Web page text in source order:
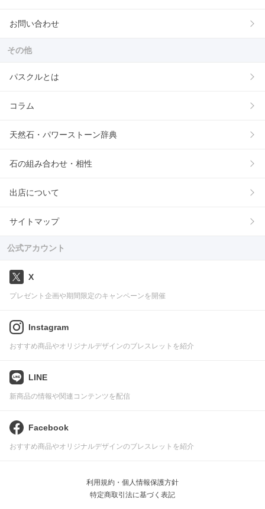
お問い合わせ
その他
パスクルとは
コラム
天然石・パワーストーン辞典
石の組み合わせ・相性
出店について
サイトマップ
公式アカウント
X
プレゼント企画や期間限定のキャンペーンを開催
Instagram
おすすめ商品やオリジナルデザインのブレスレットを紹介
LINE
新商品の情報や関連コンテンツを配信
Facebook
おすすめ商品やオリジナルデザインのブレスレットを紹介
利用規約・個人情報保護方針
特定商取引法に基づく表記